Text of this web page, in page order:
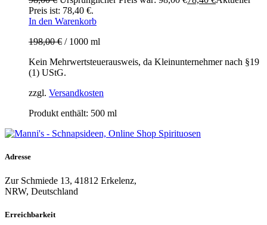
Preis ist: 78,40 €.
In den Warenkorb
198,00€ / 1000 ml
Kein Mehrwertsteuerausweis, da Kleinunternehmer nach §19
(1) UStG.
zzgl. Versandkosten
Produkt enthält: 500 ml
Adresse
Zur Schmiede 13, 41812 Erkelenz,
NRW, Deutschland
Erreichbarkeit​